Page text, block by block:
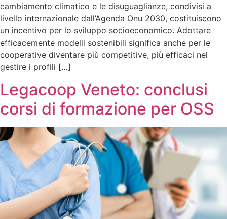
cambiamento climatico e le disuguaglianze, condivisi a
livello internazionale dall’Agenda Onu 2030, costituiscono
un incentivo per lo sviluppo socioeconomico. Adottare
efficacemente modelli sostenibili significa anche per le
cooperative diventare più competitive, più efficaci nel
gestire i profili […]
Legacoop Veneto: conclusi
corsi di formazione per OSS